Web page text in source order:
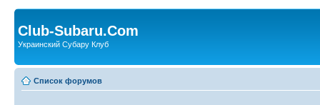
Club-Subaru.Com
Украинский Субару Клуб
Список форумов